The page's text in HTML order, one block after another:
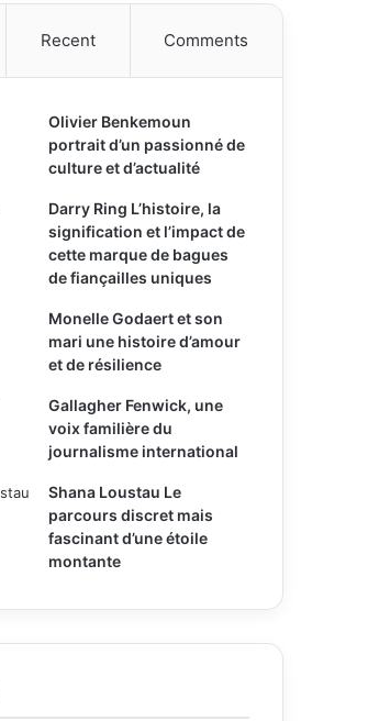
Recent Comments
Olivier Benkemoun
portrait d’un passionné de
culture et d’actualité
Darry Ring L’histoire, la
signification et l’impact de
cette marque de bagues
de fiançailles uniques
Monelle Godaert et son
mari une histoire d’amour
et de résilience
Gallagher Fenwick, une
voix familière du
journalisme international
Shana Loustau Le
parcours discret mais
fascinant d’une étoile
montante